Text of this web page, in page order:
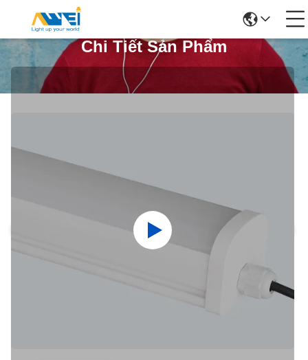
Chi Tiết Sản Phẩm